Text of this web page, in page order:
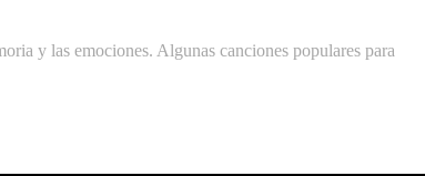
y las emociones. Algunas canciones populares para